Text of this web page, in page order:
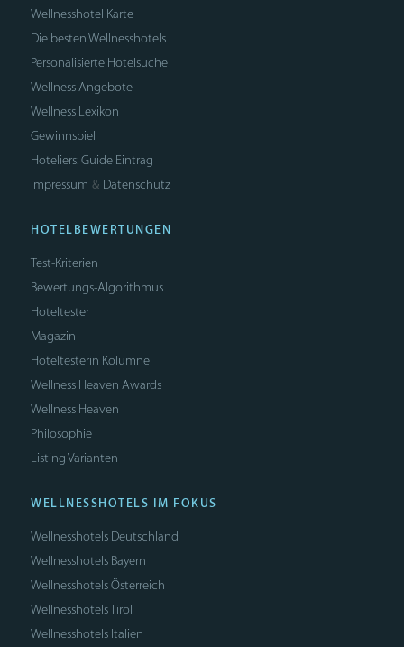
Wellnesshotel Karte
Die besten Wellnesshotels
Personalisierte Hotelsuche
Wellness Angebote
Wellness Lexikon
Gewinnspiel
Hoteliers: Guide Eintrag
Impressum & Datenschutz
HOTELBEWERTUNGEN
Test-Kriterien
Bewertungs-Algorithmus
Hoteltester
Magazin
Hoteltesterin Kolumne
Wellness Heaven Awards
Wellness Heaven
Philosophie
Listing Varianten
WELLNESSHOTELS IM FOKUS
Wellnesshotels Deutschland
Wellnesshotels Bayern
Wellnesshotels Österreich
Wellnesshotels Tirol
Wellnesshotels Italien